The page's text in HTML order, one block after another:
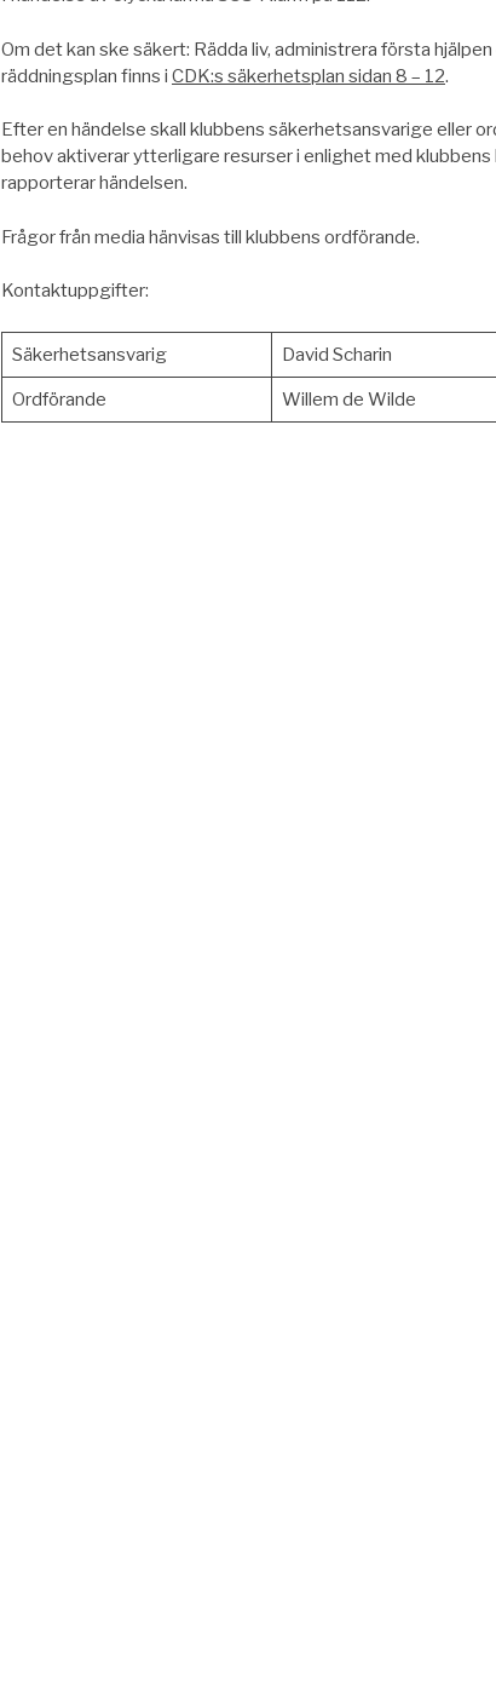
Om det kan ske säkert: Rädda liv, administrera första
räddningsplan finns i CDK:s säkerhetsplan sidan 8 – 12.
Efter en händelse skall klubbens säkerhetsansvarige eller
behov aktiverar ytterligare resurser i enlighet med
rapporterar händelsen.
Frågor från media hänvisas till klubbens ordförande.
Kontaktuppgifter:
Säkerhetsansvarig David Scharin
Ordförande Willem de Wilde